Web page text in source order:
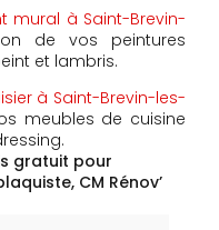
mural à Saint-Brevin-
de vos peintures
et lambris.
à Saint-Brevin-les-
meubles de cuisine
gratuit pour
CM Rénov’